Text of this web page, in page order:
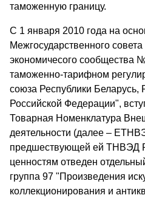
таможенную границу.
С 1 января 2010 года на
Межгосударственного
экономичесого сообщества
таможенно-тарифном
союза Республики Беларусь,
Российской Федерации",
Товарная Номенклатура
деятельности (далее –
предшествующей ей ТНВЭД
ценностям отведен
группа 97 "Произведения
коллекционирования и